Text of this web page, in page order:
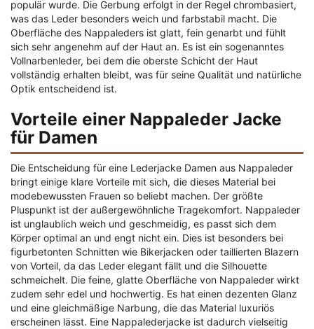
populär wurde. Die Gerbung erfolgt in der Regel chrombasiert,
was das Leder besonders weich und farbstabil macht. Die
Oberfläche des Nappaleders ist glatt, fein genarbt und fühlt
sich sehr angenehm auf der Haut an. Es ist ein sogenanntes
Vollnarbenleder, bei dem die oberste Schicht der Haut
vollständig erhalten bleibt, was für seine Qualität und natürliche
Optik entscheidend ist.
Vorteile einer Nappaleder Jacke
für Damen
Die Entscheidung für eine Lederjacke Damen aus Nappaleder
bringt einige klare Vorteile mit sich, die dieses Material bei
modebewussten Frauen so beliebt machen. Der größte
Pluspunkt ist der außergewöhnliche Tragekomfort. Nappaleder
ist unglaublich weich und geschmeidig, es passt sich dem
Körper optimal an und engt nicht ein. Dies ist besonders bei
figurbetonten Schnitten wie Bikerjacken oder taillierten Blazern
von Vorteil, da das Leder elegant fällt und die Silhouette
schmeichelt. Die feine, glatte Oberfläche von Nappaleder wirkt
zudem sehr edel und hochwertig. Es hat einen dezenten Glanz
und eine gleichmäßige Narbung, die das Material luxuriös
erscheinen lässt. Eine Nappalederjacke ist dadurch vielseitig